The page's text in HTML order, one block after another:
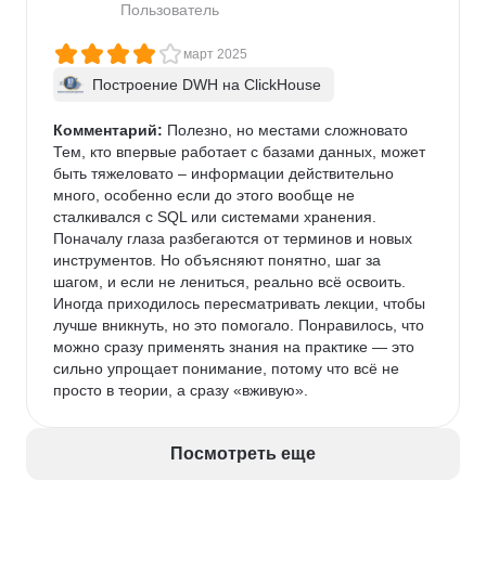
Пользователь
март 2025
Построение DWH на ClickHouse
Комментарий: Полезно, но местами сложновато
Тем, кто впервые работает с базами данных, может
быть тяжеловато – информации действительно
много, особенно если до этого вообще не
сталкивался с SQL или системами хранения.
Поначалу глаза разбегаются от терминов и новых
инструментов. Но объясняют понятно, шаг за
шагом, и если не лениться, реально всё освоить.
Иногда приходилось пересматривать лекции, чтобы
лучше вникнуть, но это помогало. Понравилось, что
можно сразу применять знания на практике — это
сильно упрощает понимание, потому что всё не
просто в теории, а сразу «вживую».
Посмотреть еще